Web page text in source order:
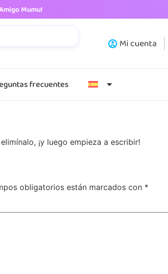
Mumu!
Mi cuenta
frecuentes
¡y luego empieza a escribir!
obligatorios están marcados con *